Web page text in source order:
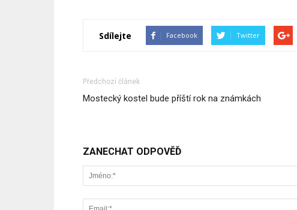
Sdílejte Facebook Twitter
Předchozí článek
Mostecký kostel bude příští rok na známkách
ZANECHAT ODPOVĚĎ